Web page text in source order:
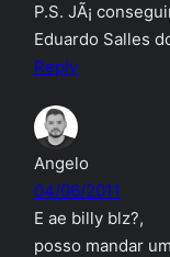
P.S. JÃ¡
Eduardo Salles
Reply
Angelo
04/06/2011
E ae billy blz?,
posso mandar